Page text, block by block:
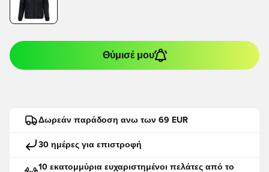
Θύμισέ μου
Δωρεάν παράδοση ανω των 69 EUR
30 ημέρες για επιστροφή
10 εκατομμύρια ευχαριστημένοι πελάτες από το